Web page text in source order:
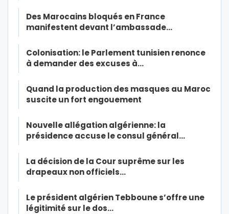
Des Marocains bloqués en France
manifestent devant l’ambassade…
Colonisation: le Parlement tunisien renonce
à demander des excuses à…
Quand la production des masques au Maroc
suscite un fort engouement
Nouvelle allégation algérienne: la
présidence accuse le consul général…
La décision de la Cour suprême sur les
drapeaux non officiels…
Le président algérien Tebboune s’offre une
légitimité sur le dos…